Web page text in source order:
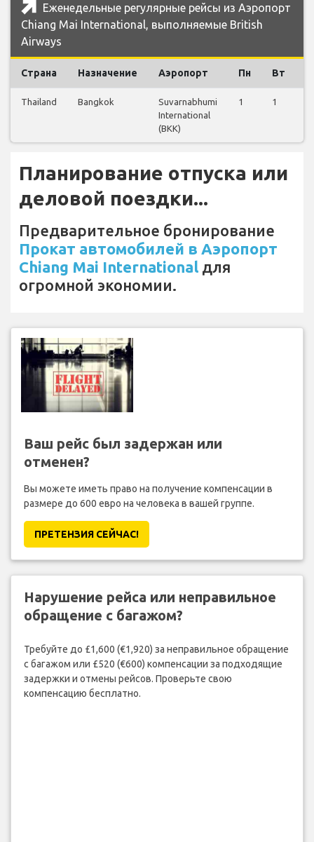
Еженедельные регулярные рейсы из Аэропорт
Chiang Mai International, выполняемые British
Airways
Страна Назначение Аэропорт Пн Вт
Thailand Bangkok
Suvarnabhumi
International
(BKK)
1 1
Планирование отпуска или
деловой поездки...
Предварительное бронирование
Прокат автомобилей в Аэропорт
Chiang Mai International для
огромной экономии.
Ваш рейс был задержан или
отменен?
Вы можете иметь право на получение компенсации в
размере до 600 евро на человека в вашей группе.
ПРЕТЕНЗИЯ CЕЙЧАС!
Нарушение рейса или неправильное
обращение с багажом?
Требуйте до £1,600 (€1,920) за неправильное обращение
с багажом или £520 (€600) компенсации за подходящие
задержки и отмены рейсов. Проверьте свою
компенсацию бесплатно.